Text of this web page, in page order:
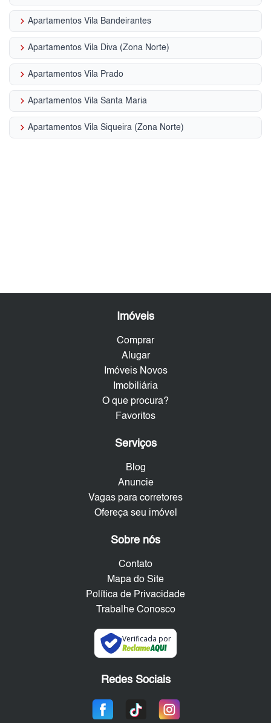
keyboard_arrow_right Apartamentos Vila Bandeirantes
keyboard_arrow_right Apartamentos Vila Diva (Zona Norte)
keyboard_arrow_right Apartamentos Vila Prado
keyboard_arrow_right Apartamentos Vila Santa Maria
keyboard_arrow_right Apartamentos Vila Siqueira (Zona Norte)
Imóveis
Comprar
Alugar
Imóveis Novos
Imobiliária
O que procura?
Favoritos
Serviços
Blog
Anuncie
Vagas para corretores
Ofereça seu imóvel
Sobre nós
Contato
Mapa do Site
Política de Privacidade
Trabalhe Conosco
Verificada por
Redes Sociais